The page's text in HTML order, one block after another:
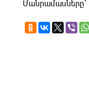
Մանրամասները՝